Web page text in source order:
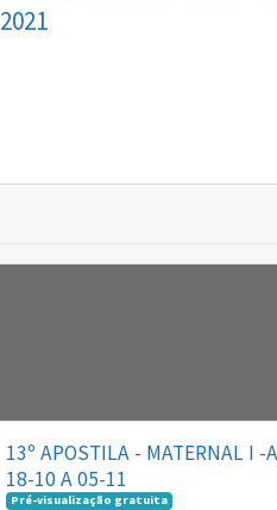
2021
13º APOSTILA - MATERNAL I -A
18-10 A 05-11
Pré-visualização gratuita